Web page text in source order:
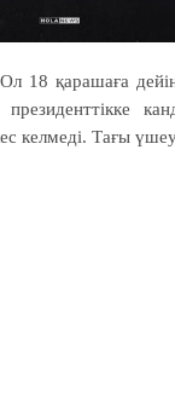
18 қарашаға
келмеді. Тағы